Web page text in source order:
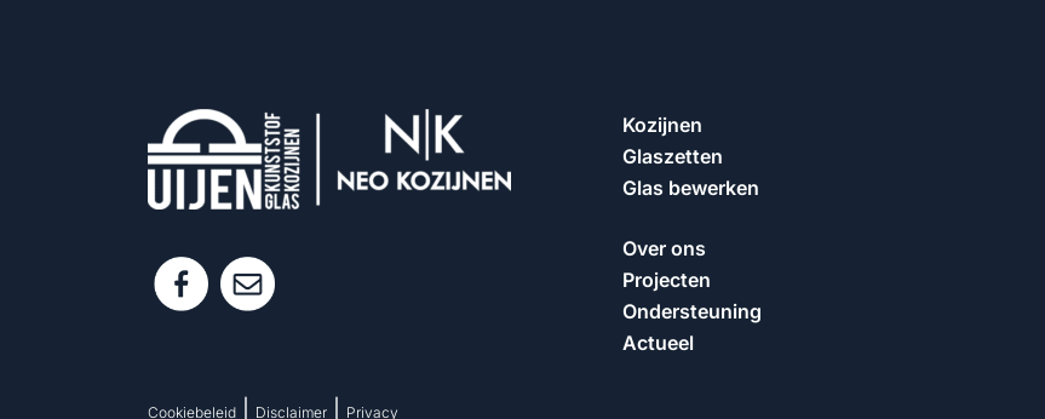
Cookiebeleid Disclaimer Privacy
Kozijnen
Glaszetten
Glas bewerken
Over ons
Projecten
Ondersteuning
Actueel